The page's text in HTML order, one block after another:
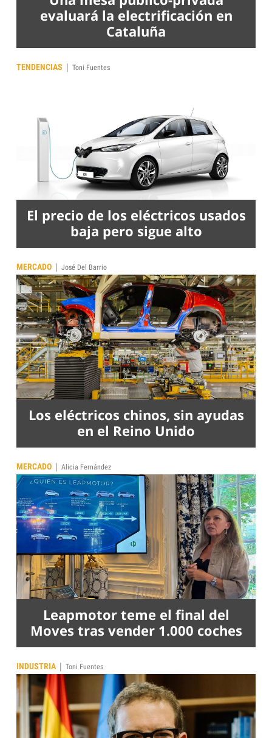
evaluará la electrificación en
Cataluña
TENDENCIAS | Toni Fuentes
El precio de los eléctricos usados
baja pero sigue alto
MERCADO | José Del Barrio
Los eléctricos chinos, sin ayudas
en el Reino Unido
MERCADO | Alicia Fernández
Leapmotor teme el final del
Moves tras vender 1.000 coches
INDUSTRIA | Toni Fuentes